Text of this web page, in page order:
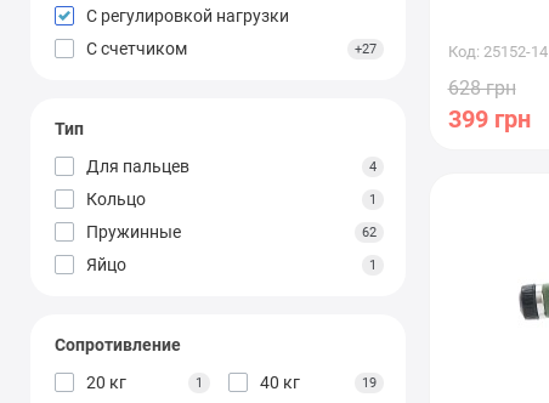
С регулировкой нагрузки
С счетчиком
+27
Тип
Для пальцев
4
Кольцо 1
Пружинные 62
Яйцо 1
Сопротивление
20 кг
1 40 кг 19
Код: 25152-14
628 грн
399 грн